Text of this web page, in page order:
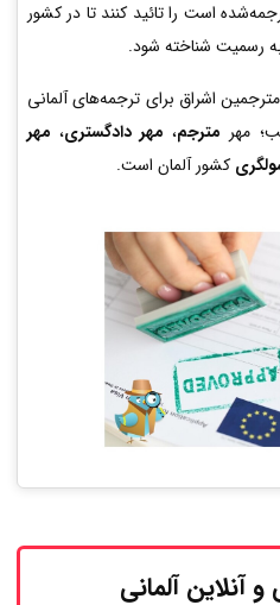
است را تائید کنند تا در کشور
رسمیت شناخته شود.
اشراق برای ترجمه‌های آلمانی
مهر مترجم، مهر دادگستری، مهر
کشور آلمان است.
آنلاینآلمانی